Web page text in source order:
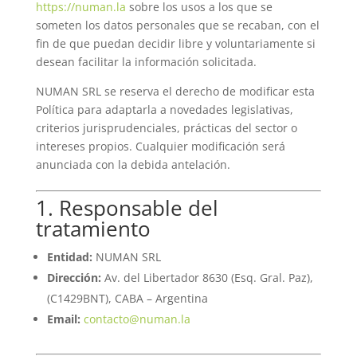
https://numan.la sobre los usos a los que se
someten los datos personales que se recaban, con el
fin de que puedan decidir libre y voluntariamente si
desean facilitar la información solicitada.
NUMAN SRL se reserva el derecho de modificar esta
Política para adaptarla a novedades legislativas,
criterios jurisprudenciales, prácticas del sector o
intereses propios. Cualquier modificación será
anunciada con la debida antelación.
1. Responsable del
tratamiento
Entidad: NUMAN SRL
Dirección: Av. del Libertador 8630 (Esq. Gral. Paz),
(C1429BNT), CABA – Argentina
Email: contacto@numan.la